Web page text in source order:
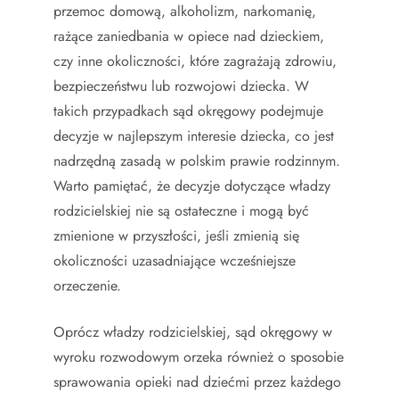
przemoc domową, alkoholizm, narkomanię,
rażące zaniedbania w opiece nad dzieckiem,
czy inne okoliczności, które zagrażają zdrowiu,
bezpieczeństwu lub rozwojowi dziecka. W
takich przypadkach sąd okręgowy podejmuje
decyzje w najlepszym interesie dziecka, co jest
nadrzędną zasadą w polskim prawie rodzinnym.
Warto pamiętać, że decyzje dotyczące władzy
rodzicielskiej nie są ostateczne i mogą być
zmienione w przyszłości, jeśli zmienią się
okoliczności uzasadniające wcześniejsze
orzeczenie.
Oprócz władzy rodzicielskiej, sąd okręgowy w
wyroku rozwodowym orzeka również o sposobie
sprawowania opieki nad dziećmi przez każdego